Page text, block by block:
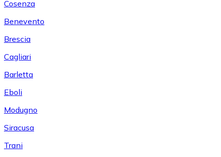
Cosenza
Benevento
Brescia
Cagliari
Barletta
Eboli
Modugno
Siracusa
Trani